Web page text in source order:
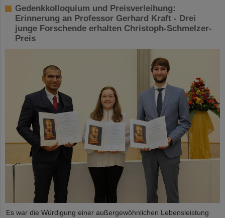
Gedenkkolloquium und Preisverleihung:
Erinnerung an Professor Gerhard Kraft - Drei
junge Forschende erhalten Christoph-Schmelzer-
Preis
Es war die Würdigung einer außergewöhnlichen Lebensleistung